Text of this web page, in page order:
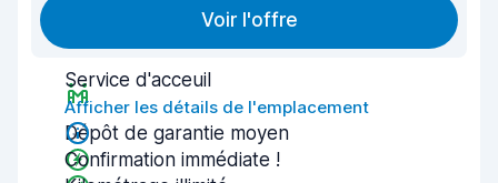
Voir l'offre
Service d'acceuil
Afficher les détails de l'emplacement
Dépôt de garantie moyen
Confirmation immédiate !